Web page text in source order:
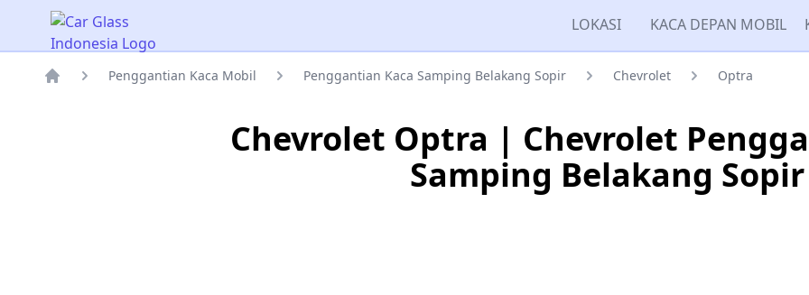
Car Glass Indonesia LOKASI KACA DEPAN MOBIL
Penggantian Kaca Mobil Penggantian Kaca Samping Belakang Sopir Chevrolet Optra
Chevrolet Optra | Chevrolet
Samping Belakang Sopir